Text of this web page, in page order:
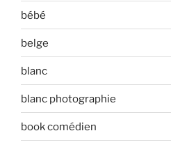
bébé
belge
blanc
blanc photographie
book comédien